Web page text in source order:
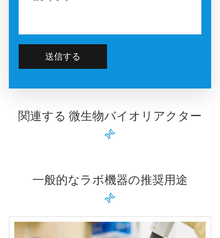
送信する
関連する 微生物バイオリアクター

一般的なラボ機器の推奨用途
